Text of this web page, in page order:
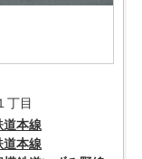
丁目
道本線
道本線